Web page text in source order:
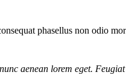
phasellus non odio
aenean lorem eget.